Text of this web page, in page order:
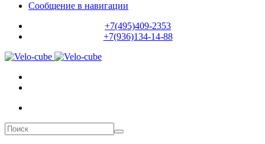
Сообщение в навигации
+7(495)409-2353
+7(936)134-14-88